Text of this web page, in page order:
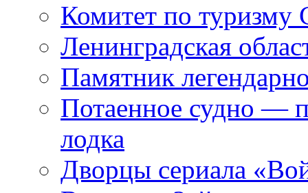
Комитет по туризму
Ленинградская
Памятник
Потаенное судно —
лодка
Дворцы сериала